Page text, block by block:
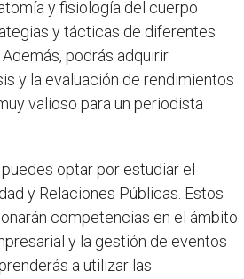
y fisiología del cuerpo
y tácticas de diferentes
podrás adquirir
y la evaluación de rendimientos
valioso para un periodista
optar por estudiar el
y Relaciones Públicas. Estos
competencias en el ámbito
y la gestión de eventos
a utilizar las